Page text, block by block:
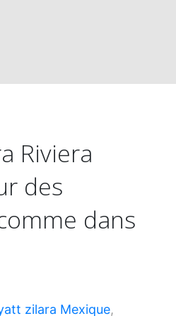
Riviera
des
dans
zilara Mexique,